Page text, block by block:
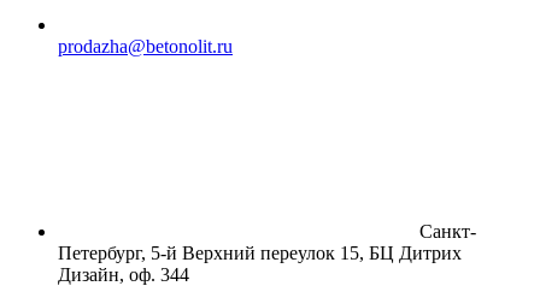
prodazha@betonolit.ru
Санкт-
Петербург, 5-й Верхний переулок 15, БЦ Дитрих
Дизайн, оф. 344